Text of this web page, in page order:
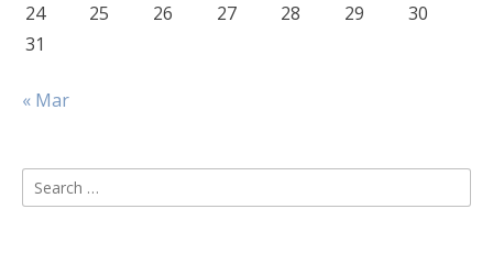
24
25 26 27 28 29
30
31
« Mar
Search
for: